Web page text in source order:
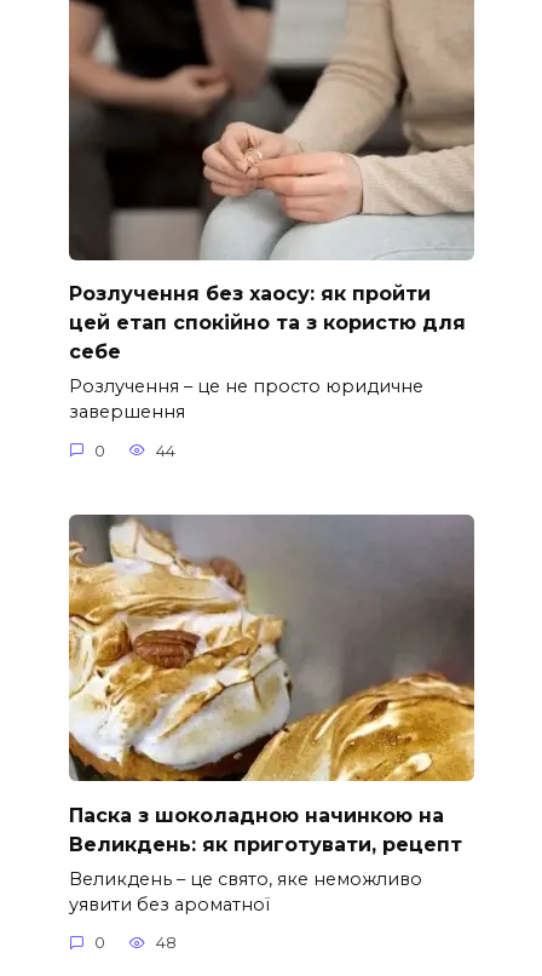
Розлучення без хаосу: як пройти
цей етап спокійно та з користю для
себе
Розлучення – це не просто юридичне
завершення
0 44
Паска з шоколадною начинкою на
Великдень: як приготувати, рецепт
Великдень – це свято, яке неможливо
уявити без ароматної
0 48